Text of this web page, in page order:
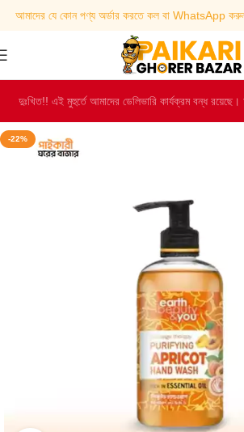
আমাদের যে কোন পণ্য অর্ডার করতে কল বা WhatsApp
দুঃখিত!! এই মুহুর্তে আমাদের ডেলিভারি কার্যক্রম বন্ধ
-22%